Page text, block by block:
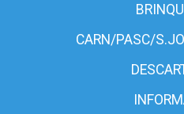
CARN/PASC/